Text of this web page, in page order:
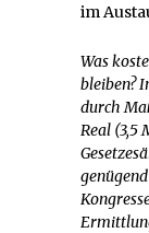
im
Was
bleiben?
durch
Real (3,5